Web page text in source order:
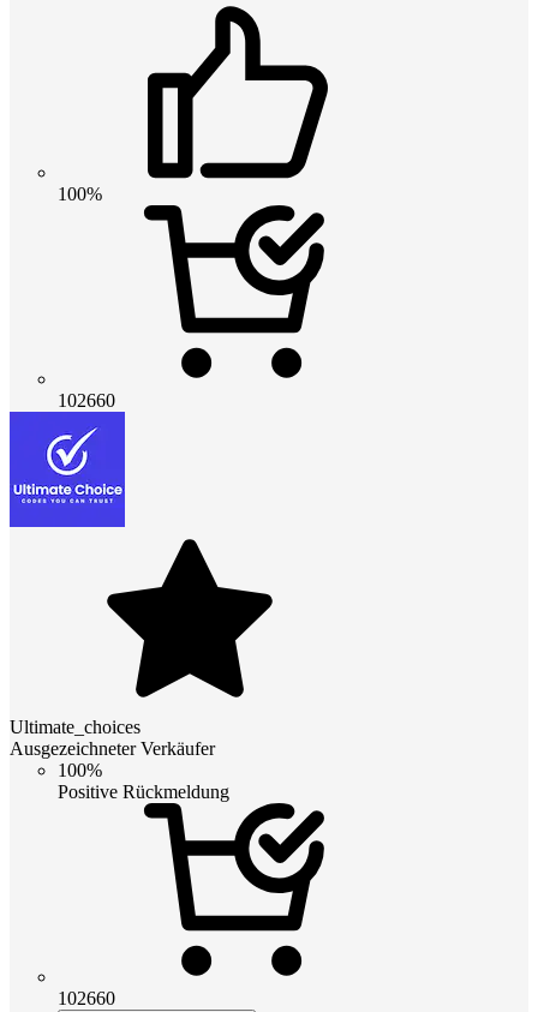
100%
102660
Ultimate_choices
Ausgezeichneter Verkäufer
100%
Positive Rückmeldung
102660